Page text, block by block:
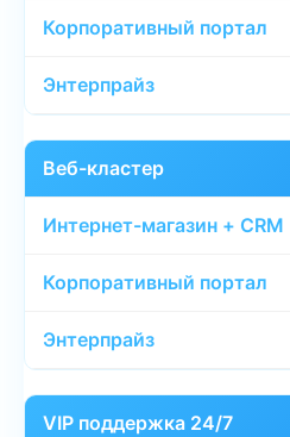
Веб-кластер
VIP поддержка 24/7